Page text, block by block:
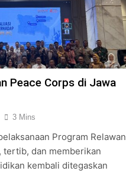
Peace Corps di Jawa
3 Mins
Program Relawan
tertib, dan memberikan
kembali ditegaskan